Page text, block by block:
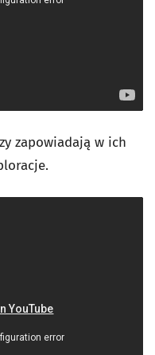
zapowiadają w ich